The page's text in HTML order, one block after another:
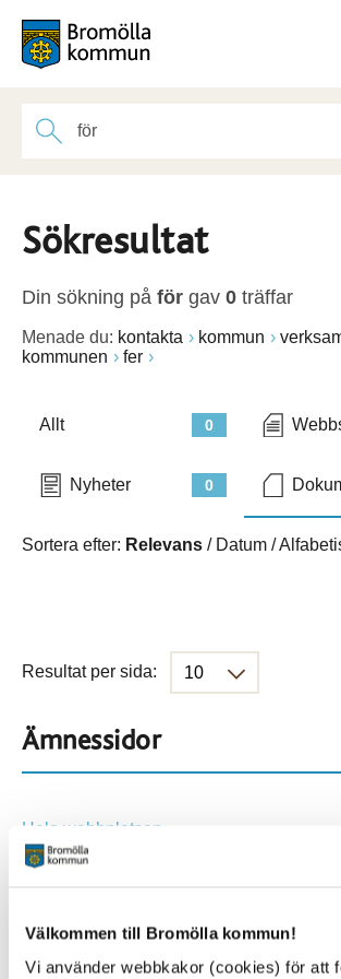
Välkommen till Bromölla kommun!
Vi använder webbkakor (cookies) för att
Sökresultat
Din sökning på för gav 0 träffar
Menade du: kontakta kommun
kommunen
fer
0
Allt
0
Nyheter
Sortera efter: Relevans / Datum /
Resultat per sida:
Ämnessidor
Hela webbplatsen